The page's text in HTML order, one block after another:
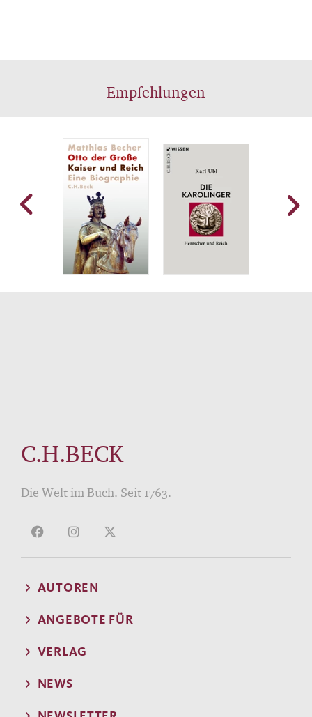
Empfehlungen
C.H.BECK
Die Welt im Buch. Seit 1763.
AUTOREN
ANGEBOTE FÜR
VERLAG
NEWS